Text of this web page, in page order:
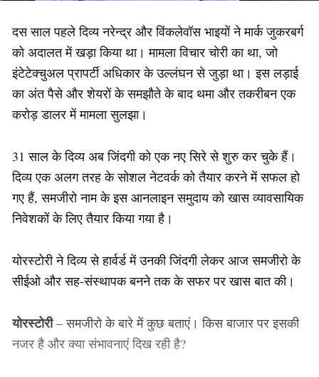
दस साल पहले दिव्य नरेन्द्र और विंकलेवॉस भाइयों ने मार्क जुकरबर्ग
को अदालत में खड़ा किया था। मामला विचार चोरी का था, जो
इंटेटेक्चुअल प्रापर्टी अधिकार के उल्लंघन से जुड़ा था। इस लड़ाई
का अंत पैसे और शेयरों के समझौते के बाद थमा और तकरीबन एक
करोड़ डालर में मामला सुलझा।
31 साल के दिव्य अब जिंदगी को एक नए सिरे से शुरु कर चुके हैं।
दिव्य एक अलग तरह के सोशल नेटवर्क को तैयार करने में सफल हो
गए हैं, समजीरो नाम के इस आनलाइन समुदाय को खास व्यावसायिक
निवेशकों के लिए तैयार किया गया है।
योरस्टोरीने दिव्य से हार्वर्ड में उनकी जिंदगी लेकर आज समजीरो के
सीईओ और सह-संस्थापक बनने तक के सफर पर खास बात की।
योरस्टोरी– समजीरो के बारे में कुछ बताएं। किस बाजार पर इसकी
नजर है और क्या संभावनाएं दिख रही है?